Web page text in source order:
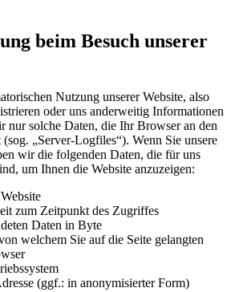
beim Besuch unserer
Nutzung unserer Website, also
oder uns anderweitig Informationen
nur solche Daten, die Ihr Browser an den
„Server-Logfiles“). Wenn Sie unsere
wir die folgenden Daten, die für uns
um Ihnen die Website anzuzeigen:
zum Zeitpunkt des Zugriffes
Daten in Byte
welchem Sie auf die Seite gelangten
(ggf.: in anonymisierter Form)